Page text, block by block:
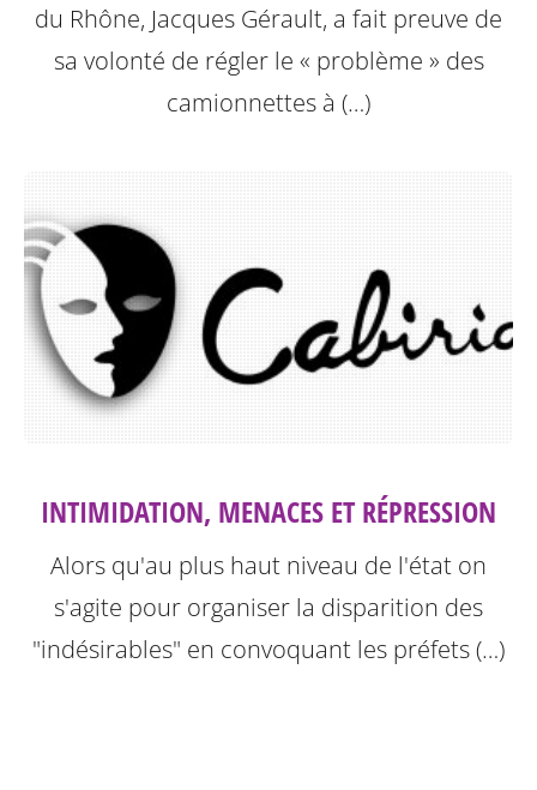
du Rhône, Jacques Gérault, a fait preuve de
sa volonté de régler le « problème » des
camionnettes à (…)
INTIMIDATION, MENACES ET RÉPRESSION
Alors qu'au plus haut niveau de l'état on
s'agite pour organiser la disparition des
"indésirables" en convoquant les préfets (…)